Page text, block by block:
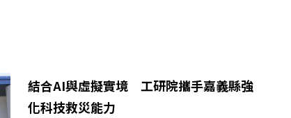
結合AI與虛擬實境 工研院攜手嘉義縣強
化科技救災能力